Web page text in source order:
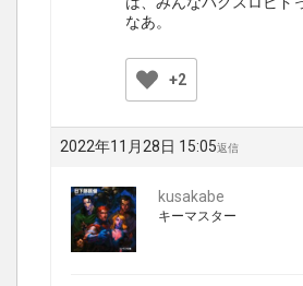
なあ。
+2
2022年11月28日 15:05返信
kusakabe
キーマスター